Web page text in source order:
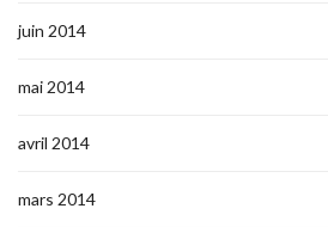
juin 2014
mai 2014
avril 2014
mars 2014